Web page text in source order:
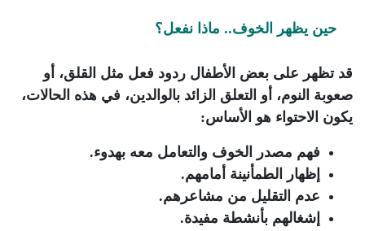
حين يظهر الخوف.. ماذا نفعل؟
قد تظهر على بعض الأطفال ردود فعل مثل القلق، أو
صعوبة النوم، أو التعلق الزائد بالوالدين، في هذه الحالات،
يكون الاحتواء هو الأساس:
فهم مصدر الخوف والتعامل معه بهدوء.
إظهار الطمأنينة أمامهم.
عدم التقليل من مشاعرهم.
إشغالهم بأنشطة مفيدة.